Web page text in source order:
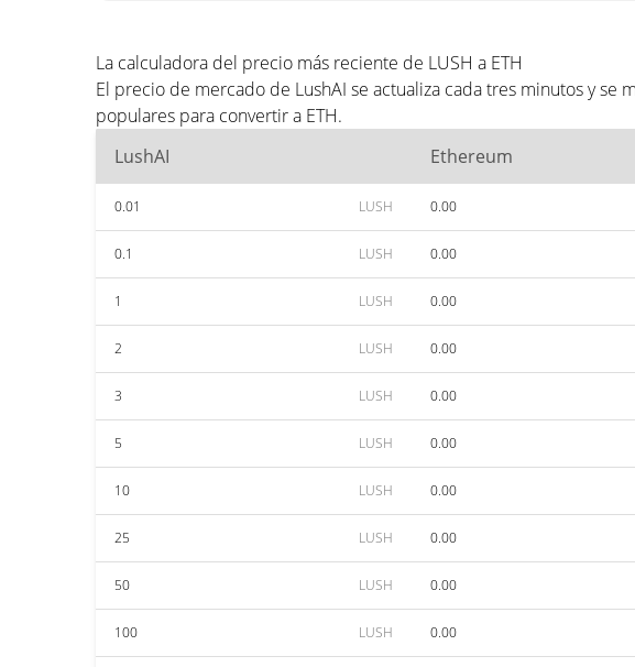
La calculadora del precio más reciente de LUSH a ETH
El precio de mercado de LushAI se actualiza cada tres minutos y
populares para convertir a ETH.
LushAI
Ethereum
0.01 LUSH 0.00
0.1 LUSH 0.00
1 LUSH 0.00
2 LUSH 0.00
3 LUSH 0.00
5 LUSH 0.00
10 LUSH 0.00
25 LUSH 0.00
50 LUSH 0.00
100 LUSH 0.00